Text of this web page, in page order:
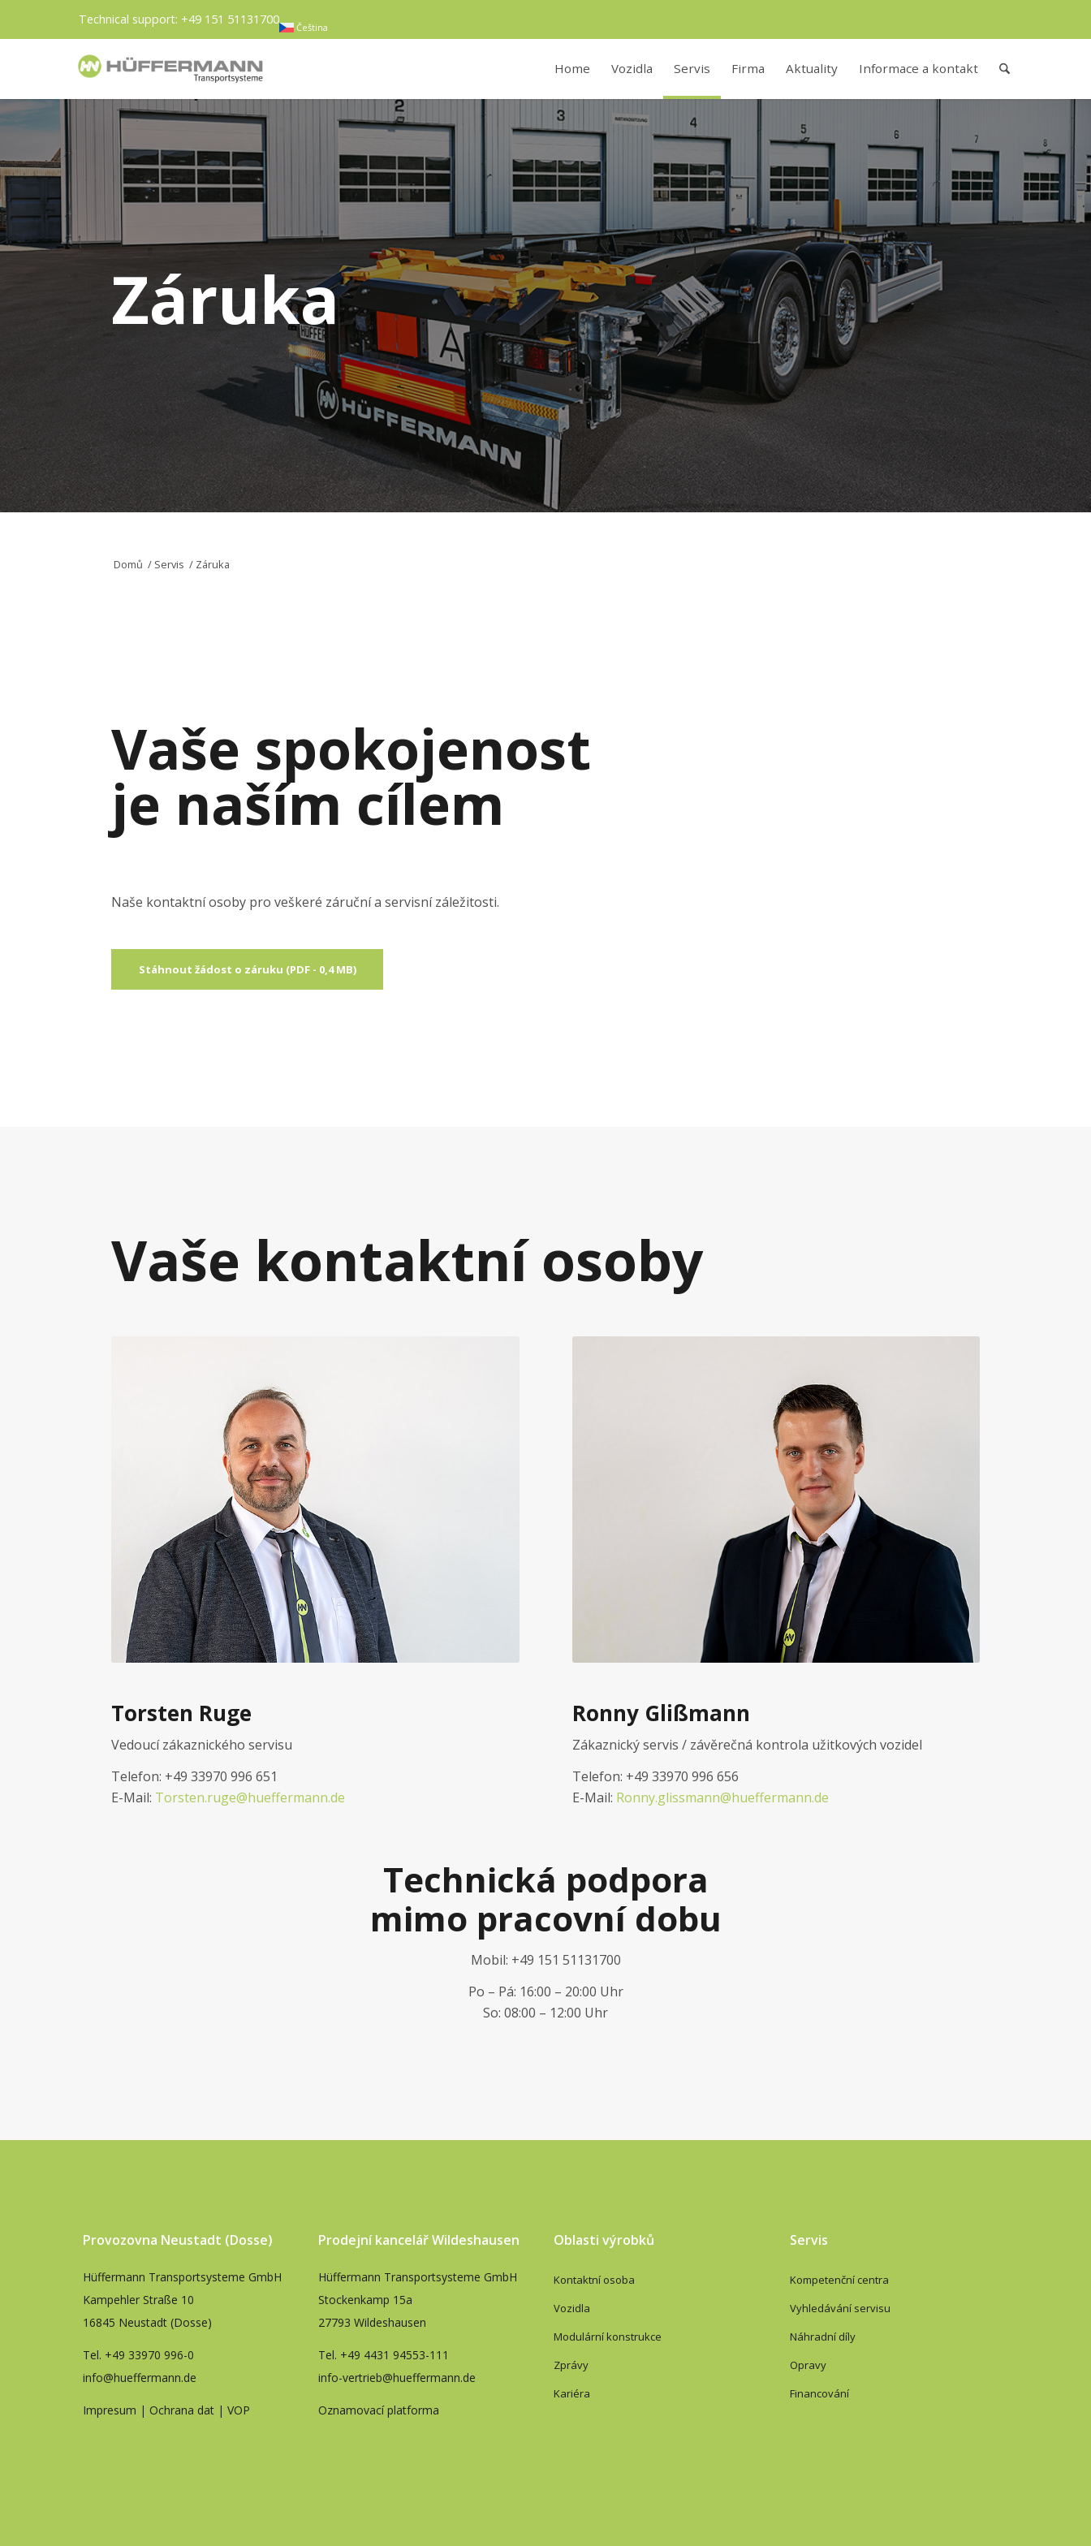
Čeština
Technical support: +49 151 51131700
Home Vozidla Servis Firma Aktuality Informace a kontakt
Záruka
Domů / Servis / Záruka
Vaše spokojenost
je naším cílem
Naše kontaktní osoby pro veškeré záruční a servisní záležitosti.
Stáhnout žádost o záruku (PDF - 0,4 MB)
Vaše kontaktní osoby
Torsten Ruge
Vedoucí zákaznického servisu
Telefon: +49 33970 996 651
E-Mail: Torsten.ruge@hueffermann.de
Ronny Glißmann
Zákaznický servis / závěrečná kontrola užitkových vozidel
Telefon: +49 33970 996 656
E-Mail: Ronny.glissmann@hueffermann.de
Technická podpora
mimo pracovní dobu
Mobil: +49 151 51131700
Po – Pá: 16:00 – 20:00 Uhr
So: 08:00 – 12:00 Uhr
Provozovna Neustadt (Dosse)
Hüffermann Transportsysteme GmbH
Kampehler Straße 10
16845 Neustadt (Dosse)
Tel. +49 33970 996-0
info@hueffermann.de
Impresum | Ochrana dat | VOP
Prodejní kancelář Wildeshausen
Hüffermann Transportsysteme GmbH
Stockenkamp 15a
27793 Wildeshausen
Tel. +49 4431 94553-111
info-vertrieb@hueffermann.de
Oznamovací platforma
Oblasti výrobků
Kontaktní osoba
Vozidla
Modulární konstrukce
Zprávy
Kariéra
Servis
Kompetenční centra
Vyhledávání servisu
Náhradní díly
Opravy
Financování